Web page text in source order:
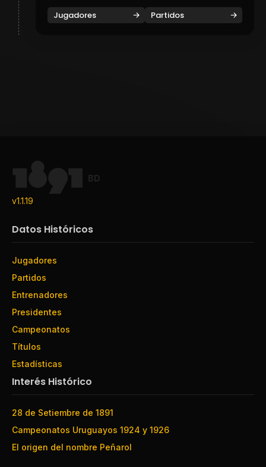
Jugadores Partidos
BD
v1.1.19
Datos Históricos
Jugadores
Partidos
Entrenadores
Presidentes
Campeonatos
Títulos
Estadísticas
Interés Histórico
28 de Setiembre de 1891
Campeonatos Uruguayos 1924 y 1926
El origen del nombre Peñarol